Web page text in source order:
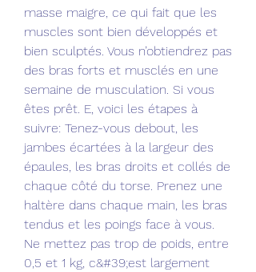
masse maigre, ce qui fait que les
muscles sont bien développés et
bien sculptés. Vous n’obtiendrez pas
des bras forts et musclés en une
semaine de musculation. Si vous
êtes prêt. E, voici les étapes à
suivre: Tenez-vous debout, les
jambes écartées à la largeur des
épaules, les bras droits et collés de
chaque côté du torse. Prenez une
haltère dans chaque main, les bras
tendus et les poings face à vous.
Ne mettez pas trop de poids, entre
0,5 et 1 kg, c&#39;est largement